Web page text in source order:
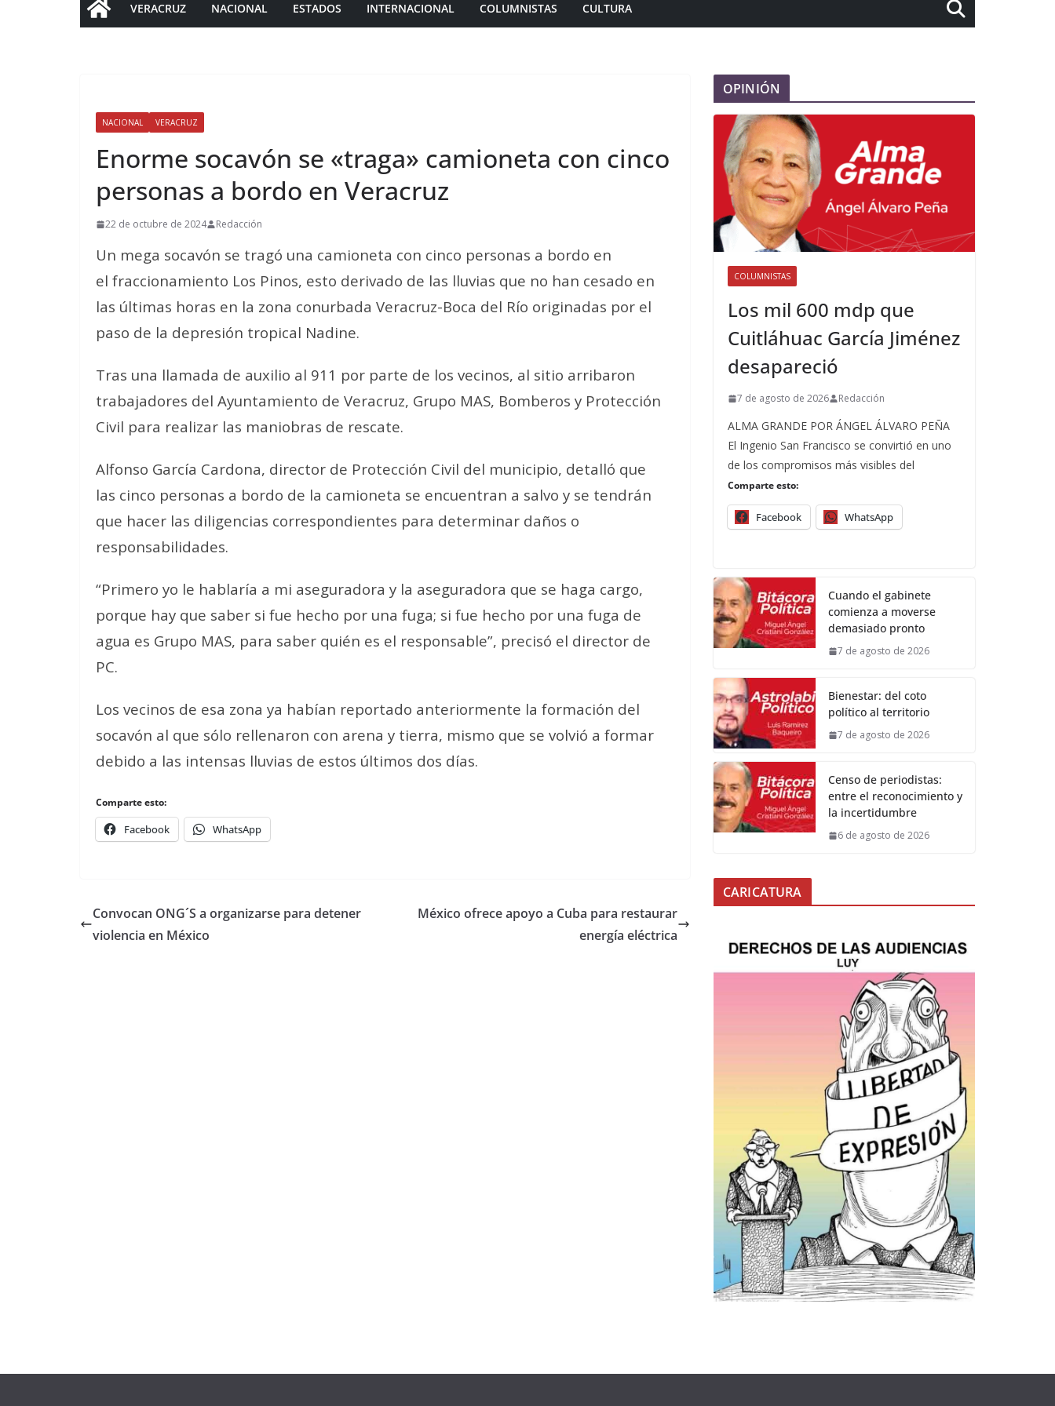
VERACRUZ NACIONAL ESTADOS INTERNACIONAL COLUMNISTAS CULTURA
NACIONAL VERACRUZ
Enorme socavón se «traga» camioneta con cinco
personas a bordo en Veracruz
22 de octubre de 2024 Redacción
Un mega socavón se tragó una camioneta con cinco personas a bordo en
el fraccionamiento Los Pinos, esto derivado de las lluvias que no han cesado en
las últimas horas en la zona conurbada Veracruz-Boca del Río originadas por el
paso de la depresión tropical Nadine.
Tras una llamada de auxilio al 911 por parte de los vecinos, al sitio arribaron
trabajadores del Ayuntamiento de Veracruz, Grupo MAS, Bomberos y Protección
Civil para realizar las maniobras de rescate.
Alfonso García Cardona, director de Protección Civil del municipio, detalló que
las cinco personas a bordo de la camioneta se encuentran a salvo y se tendrán
que hacer las diligencias correspondientes para determinar daños o
responsabilidades.
“Primero yo le hablaría a mi aseguradora y la aseguradora que se haga cargo,
porque hay que saber si fue hecho por una fuga; si fue hecho por una fuga de
agua es Grupo MAS, para saber quién es el responsable”, precisó el director de
PC.
Los vecinos de esa zona ya habían reportado anteriormente la formación del
socavón al que sólo rellenaron con arena y tierra, mismo que se volvió a formar
debido a las intensas lluvias de estos últimos dos días.
Comparte esto:
Facebook WhatsApp
Convocan ONG´S a organizarse para detener
violencia en México
México ofrece apoyo a Cuba para restaurar
energía eléctrica
OPINIÓN
COLUMNISTAS
Los mil 600 mdp que
Cuitláhuac García Jiménez
desapareció
7 de agosto de 2026 Redacción
ALMA GRANDE POR ÁNGEL ÁLVARO PEÑA
El Ingenio San Francisco se convirtió en uno
de los compromisos más visibles del
Comparte esto:
Facebook WhatsApp
Cuando el gabinete
comienza a moverse
demasiado pronto
7 de agosto de 2026
Bienestar: del coto
político al territorio
7 de agosto de 2026
Censo de periodistas:
entre el reconocimiento y
la incertidumbre
6 de agosto de 2026
CARICATURA